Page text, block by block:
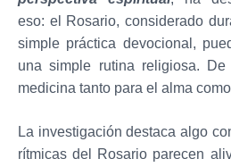
eso: el Rosario, considerado
simple práctica devocional,
una simple rutina religiosa.
medicina tanto para el alma
La investigación destaca algo
rítmicas del Rosario parecen